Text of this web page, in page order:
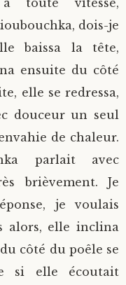
toute vitesse,
dois-je
baissa la tête,
ensuite du côté
elle se redressa,
douceur un seul
de chaleur.
parlait avec
brièvement. Je
je voulais
alors, elle inclina
côté du poêle se
si elle écoutait